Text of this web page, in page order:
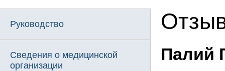
Руководство
Сведения о медицинской
организации
Палий